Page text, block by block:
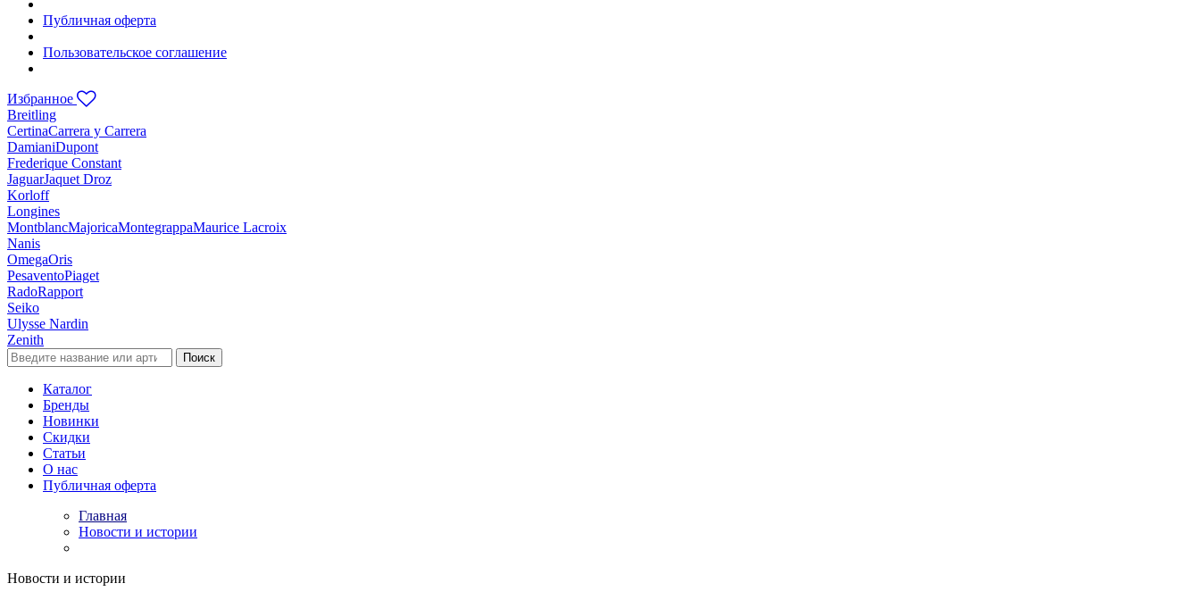
Публичная оферта
Пользовательское соглашение
Избранное
Breitling
CertinaCarrera y Carrera
DamianiDupont
Frederique Constant
JaguarJaquet Droz
Korloff
Longines
MontblancMajoricaMontegrappaMaurice Lacroix
Nanis
OmegaOris
PesaventoPiaget
RadoRapport
Seiko
Ulysse Nardin
Zenith
Поиск
Каталог
Бренды
Новинки
Скидки
Статьи
О нас
Публичная оферта
Главная
Новости и истории
Новости и истории